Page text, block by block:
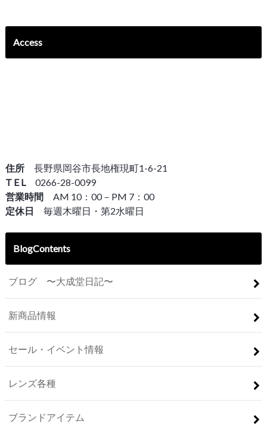
Access
住所 長野県岡谷市長地権現町1-6-21
T E L 0266-28-0099
営業時間 AM 10：00－PM 7：00
定休日
毎週木曜日・第2水曜日
BlogContents
ブログ 〜大成堂日記〜
新商品情報
セール・イベント情報
レンズ各種
ブランドアイテム